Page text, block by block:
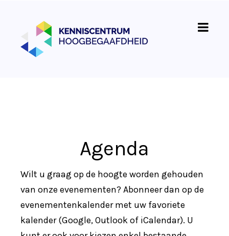
Agenda
Wilt u graag op de hoogte worden gehouden
van onze evenementen? Abonneer dan op de
evenementenkalender met uw favoriete
kalender (Google, Outlook of iCalendar). U